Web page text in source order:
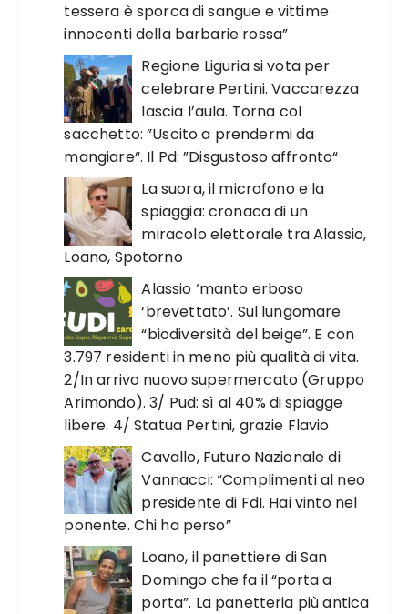
tessera è sporca di sangue e vittime
innocenti della barbarie rossa”
Regione Liguria si vota per
celebrare Pertini. Vaccarezza
lascia l’aula. Torna col
sacchetto: ”Uscito a prendermi da
mangiare“. Il Pd: ”Disgustoso affronto“
La suora, il microfono e la
spiaggia: cronaca di un
miracolo elettorale tra Alassio,
Loano, Spotorno
Alassio ‘manto erboso
‘brevettato’. Sul lungomare
“biodiversità del beige”. E con
3.797 residenti in meno più qualità di vita.
2/In arrivo nuovo supermercato (Gruppo
Arimondo). 3/ Pud: sì al 40% di spiagge
libere. 4/ Statua Pertini, grazie Flavio
Cavallo, Futuro Nazionale di
Vannacci: “Complimenti al neo
presidente di FdI. Hai vinto nel
ponente. Chi ha perso”
Loano, il panettiere di San
Domingo che fa il “porta a
porta”. La panetteria più antica